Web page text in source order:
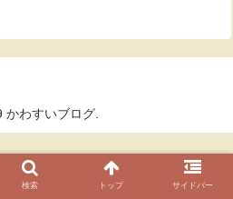
かわすいブログ.
検索 トップ サイドバー